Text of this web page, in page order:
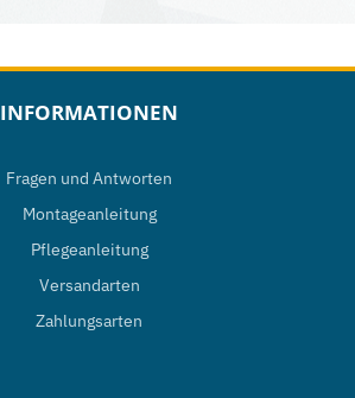
INFORMATIONEN
Fragen und Antworten
Montageanleitung
Pflegeanleitung
Versandarten
Zahlungsarten